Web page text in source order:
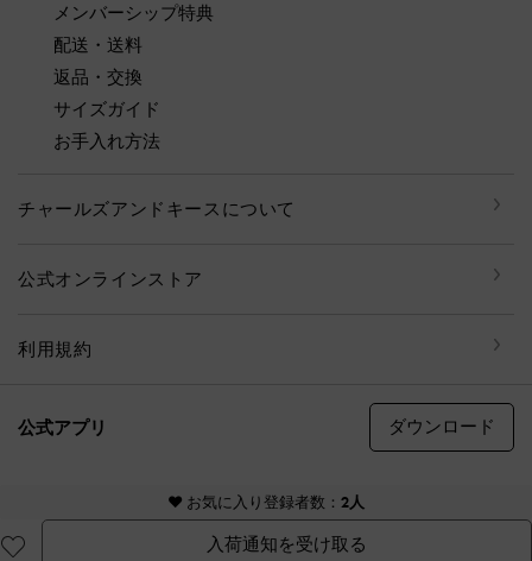
♥ お気に入り登録者数： 2人
入荷通知を受け取る
メンバーシップ特典
配送・送料
返品・交換
サイズガイド
お手入れ方法
チャールズアンドキースについて
公式オンラインストア
利用規約
公式アプリ ダウンロード
© CHARLES & KEITH, all rights reserved